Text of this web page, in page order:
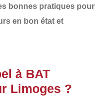
bonnes pratiques pour
en bon état et
à BAT
Limoges ?